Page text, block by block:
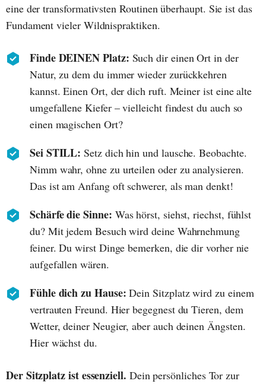
eine der transformativsten Routinen überhaupt. Sie ist das
Fundament vieler Wildnispraktiken.
Finde DEINEN Platz: Such dir einen Ort in der
Natur, zu dem du immer wieder zurückkehren
kannst. Einen Ort, der dich ruft. Meiner ist eine alte
umgefallene Kiefer – vielleicht findest du auch so
einen magischen Ort?
Sei STILL: Setz dich hin und lausche. Beobachte.
Nimm wahr, ohne zu urteilen oder zu analysieren.
Das ist am Anfang oft schwerer, als man denkt!
Schärfe die Sinne: Was hörst, siehst, riechst, fühlst
du? Mit jedem Besuch wird deine Wahrnehmung
feiner. Du wirst Dinge bemerken, die dir vorher nie
aufgefallen wären.
Fühle dich zu Hause: Dein Sitzplatz wird zu einem
vertrauten Freund. Hier begegnest du Tieren, dem
Wetter, deiner Neugier, aber auch deinen Ängsten.
Hier wächst du.
Der Sitzplatz ist essenziell. Dein persönliches Tor zur